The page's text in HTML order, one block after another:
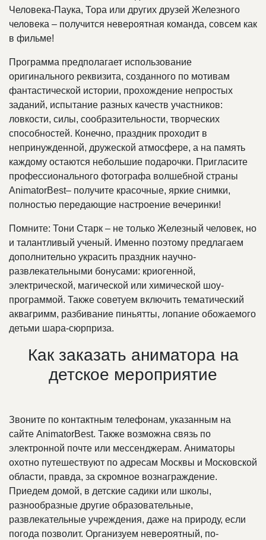
Человека-Паука, Тора или других друзей Железного
человека – получится невероятная команда, совсем как
в фильме!
Программа предполагает использование
оригинального реквизита, созданного по мотивам
фантастической истории, прохождение непростых
заданий, испытание разных качеств участников:
ловкости, силы, сообразительности, творческих
способностей. Конечно, праздник проходит в
непринужденной, дружеской атмосфере, а на память
каждому остаются небольшие подарочки. Пригласите
профессионального фотографа волшебной страны
AnimatorBest– получите красочные, яркие снимки,
полностью передающие настроение вечеринки!
Помните: Тони Старк – не только Железный человек, но
и талантливый ученый. Именно поэтому предлагаем
дополнительно украсить праздник научно-
развлекательными бонусами: криогенной,
электрической, магической или химической шоу-
программой. Также советуем включить тематический
аквагримм, разбивание пиньятты, лопание обожаемого
детьми шара-сюрприза.
Как заказать аниматора на
детское мероприятие
Звоните по контактным телефонам, указанным на
сайте AnimatorBest. Также возможна связь по
электронной почте или мессенджерам. Аниматоры
охотно путешествуют по адресам Москвы и Московской
области, правда, за скромное вознаграждение.
Приедем домой, в детские садики или школы,
разнообразные другие образовательные,
развлекательные учреждения, даже на природу, если
погода позволит. Организуем невероятный, по-